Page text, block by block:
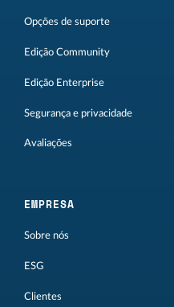
Opções de suporte
Edição Community
Edição Enterprise
Segurança e privacidade
Avaliações
EMPRESA
Sobre nós
ESG
Clientes